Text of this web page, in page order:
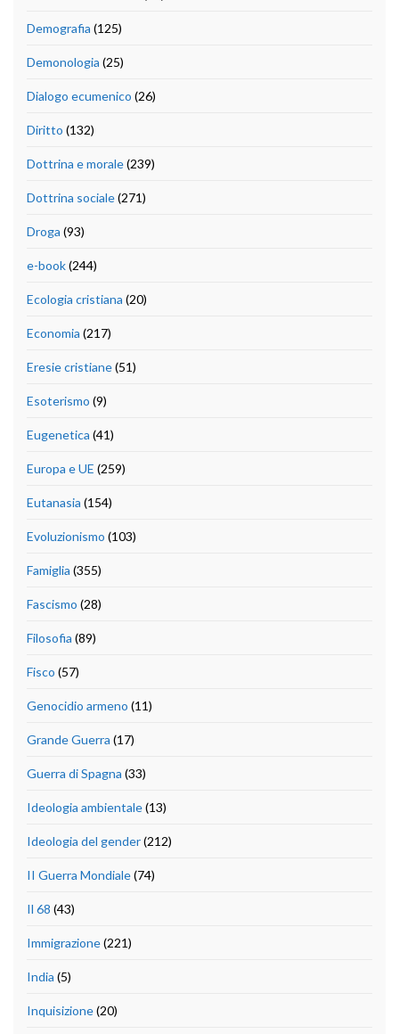
Demografia (125)
Demonologia (25)
Dialogo ecumenico (26)
Diritto (132)
Dottrina e morale(239)
Dottrina sociale(271)
Droga (93)
e-book(244)
Ecologia cristiana (20)
Economia (217)
Eresie cristiane(51)
Esoterismo (9)
Eugenetica (41)
Europa e UE (259)
Eutanasia (154)
Evoluzionismo (103)
Famiglia (355)
Fascismo (28)
Filosofia (89)
Fisco (57)
Genocidio armeno (11)
Grande Guerra (17)
Guerra di Spagna (33)
Ideologia ambientale(13)
Ideologia del gender(212)
II Guerra Mondiale(74)
Il 68 (43)
Immigrazione(221)
India (5)
Inquisizione(20)